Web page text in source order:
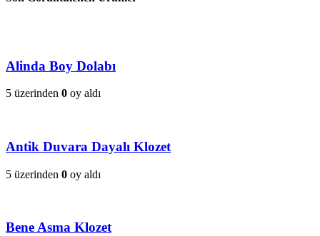
Alinda Boy Dolabı
5 üzerinden 0 oy aldı
Antik Duvara Dayalı Klozet
5 üzerinden 0 oy aldı
Bene Asma Klozet